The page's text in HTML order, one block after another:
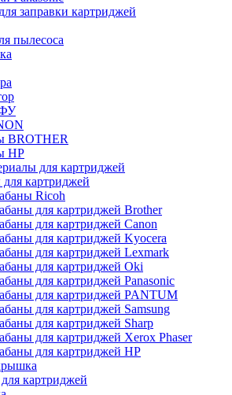
заправки картриджей
пылесоса
BROTHER
HP
для картриджей
картриджей
Ricoh
для картриджей Brother
для картриджей Canon
для картриджей Kyocera
для картриджей Lexmark
для картриджей Oki
для картриджей Panasonic
для картриджей PANTUM
для картриджей Samsung
для картриджей Sharp
для картриджей Xerox Phaser
для картриджей НР
картриджей